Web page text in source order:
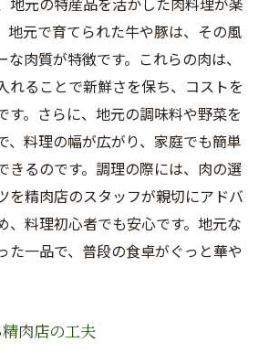
地元で育てられた牛や豚は、その風
肉質が特徴です。これらの肉は、
れることで新鮮さを保ち、コストを
す。さらに、地元の調味料や野菜を
、料理の幅が広がり、家庭でも簡単
きるのです。調理の際には、肉の選
を精肉店のスタッフが親切にアドバ
、料理初心者でも安心です。地元な
た一品で、普段の食卓がぐっと華や
肉店の工夫